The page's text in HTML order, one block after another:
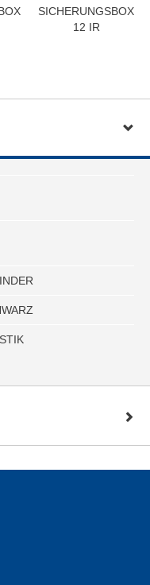
SICHERUNGSBOX
12 IR